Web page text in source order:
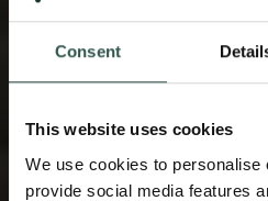
Consent
This website uses cookies
We use cookies to personalise
provide social media features